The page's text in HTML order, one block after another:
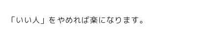
「いい人」をやめれば楽になります。